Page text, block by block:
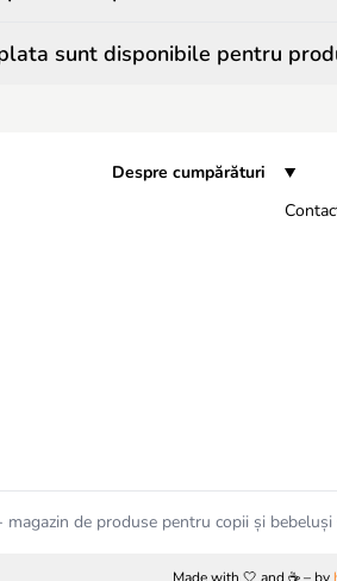
sunt disponibile pentru
Despre cumpărături
magazin de produse pentru copii și